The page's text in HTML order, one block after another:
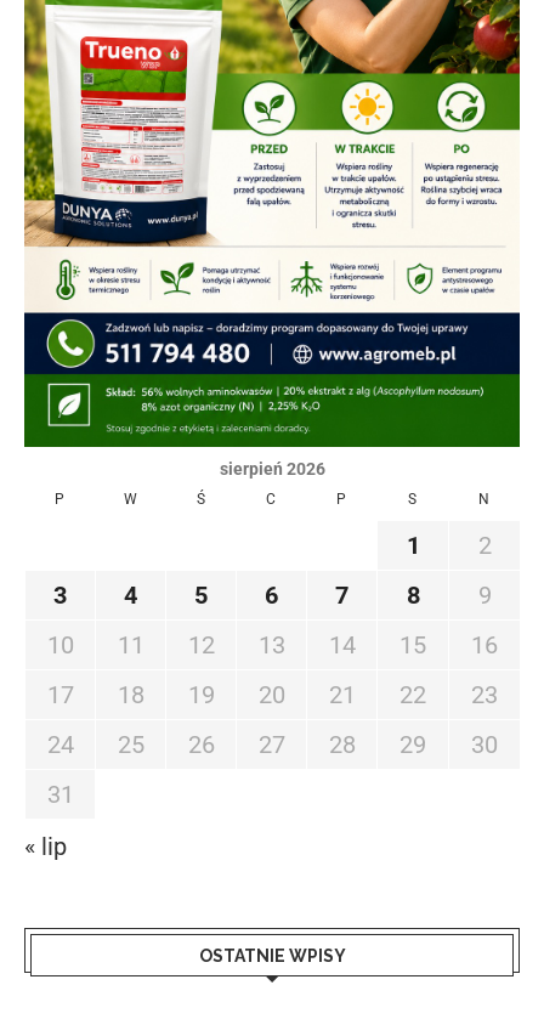
sierpień 2026
P W Ś C P S N
1
2
3
4 5 6 7 8
9
10
11 12 13 14 15
16
17
18 19 20 21 22
23
24
25 26 27 28 29
30
31
« lip
OSTATNIE WPISY